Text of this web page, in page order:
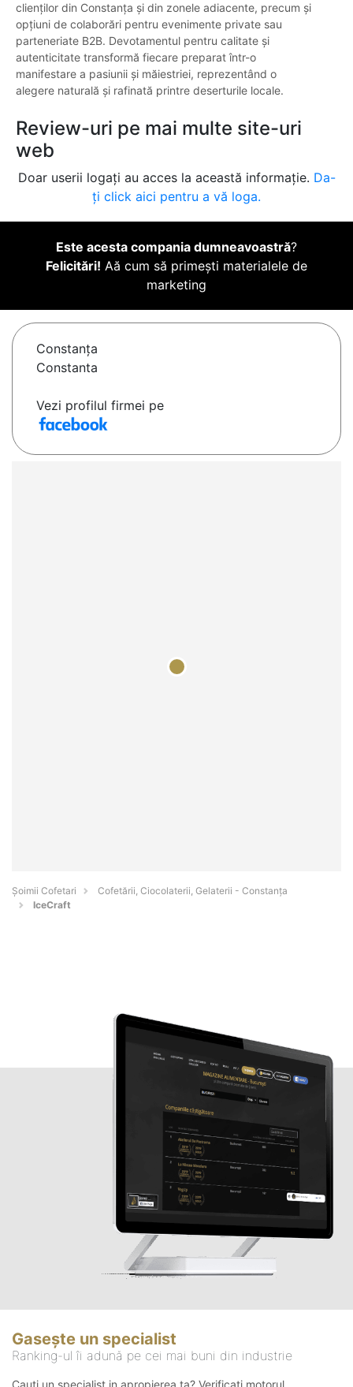
clienților din Constanța și din zonele adiacente, precum și
opțiuni de colaborări pentru evenimente private sau
parteneriate B2B. Devotamentul pentru calitate și
autenticitate transformă fiecare preparat într-o
manifestare a pasiunii și măiestriei, reprezentând o
alegere naturală și rafinată printre deserturile locale.
Review-uri pe mai multe site-uri
web
Doar userii logați au acces la această informație. Da-
ți click aici pentru a vă loga.
Este acesta compania dumneavoastră?
Felicitări! Aă cum să primești materialele de
marketing
Constanţa
Constanta
Vezi profilul firmei pe
Șoimii Cofetari
Cofetării, Ciocolaterii, Gelaterii - Constanţa
IceCraft
Gasește un specialist
Ranking-ul îi adună pe cei mai buni din industrie
Cauți un specialist in apropierea ta? Verificați motorul